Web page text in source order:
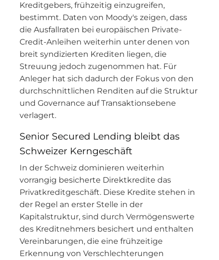
Kreditgebers, frühzeitig einzugreifen,
bestimmt. Daten von Moody's zeigen, dass
die Ausfallraten bei europäischen Private-
Credit-Anleihen weiterhin unter denen von
breit syndizierten Krediten liegen, die
Streuung jedoch zugenommen hat. Für
Anleger hat sich dadurch der Fokus von den
durchschnittlichen Renditen auf die Struktur
und Governance auf Transaktionsebene
verlagert.
Senior Secured Lending bleibt das
Schweizer Kerngeschäft
In der Schweiz dominieren weiterhin
vorrangig besicherte Direktkredite das
Privatkreditgeschäft. Diese Kredite stehen in
der Regel an erster Stelle in der
Kapitalstruktur, sind durch Vermögenswerte
des Kreditnehmers besichert und enthalten
Vereinbarungen, die eine frühzeitige
Erkennung von Verschlechterungen